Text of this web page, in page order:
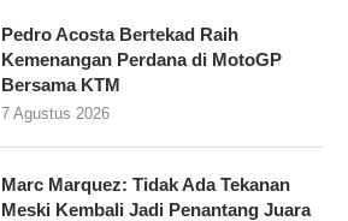
Pedro Acosta Bertekad Raih
Kemenangan Perdana di MotoGP
Bersama KTM
7 Agustus 2026
Marc Marquez: Tidak Ada Tekanan
Meski Kembali Jadi Penantang Juara